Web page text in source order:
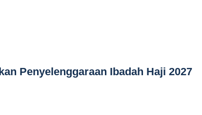
Penyelenggaraan Ibadah Haji 2027